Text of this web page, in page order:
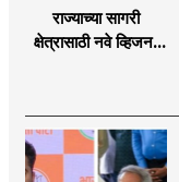
राज्याच्या सागरी
क्षेत्रासाठी नवे व्हिजन;
प्रस्ताव